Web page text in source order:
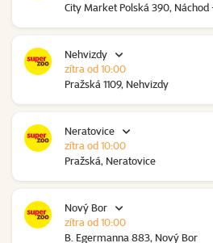
City Market Polská 390, Náchod
Nehvizdy
Pražská 1109, Nehvizdy
zítra od 10:00
Neratovice
Pražská, Neratovice
zítra od 10:00
Nový Bor
B. Egermanna 883, Nový Bor
zítra od 10:00